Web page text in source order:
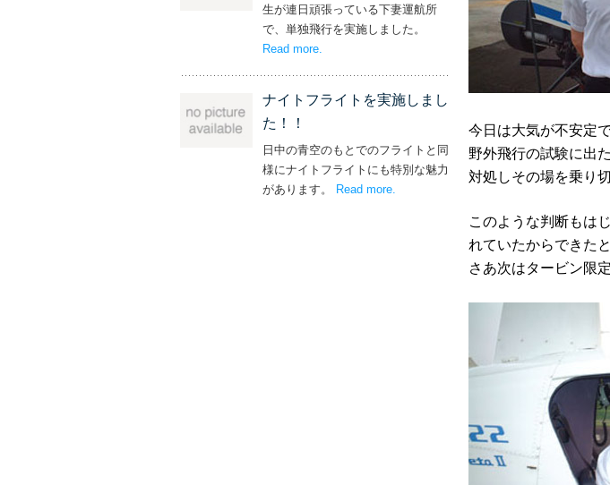
今日は大気が不安定
野外飛行の試験に出
対処しその場を乗り
このような判断もは
れていたからできた
さあ次はタービン限
生が連日頑張っている下妻運航所
で、単独飛行を実施しました。
Read more – ‘単独飛行を実施しました！’
ナイトフライトを実施しまし
た！！
日中の青空のもとでのフライトと同
様にナイトフライトにも特別な魅力
があります。
Read more– ‘ナイトフライトを実施しました！！’
.